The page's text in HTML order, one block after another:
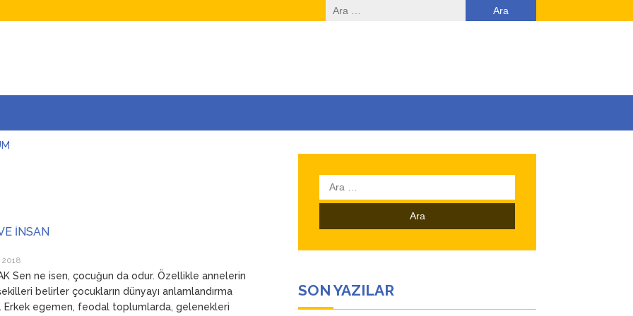
Arama:
İNSAN
Sen ne isen, çocuğun da odur. Özellikle annelerin
belirler çocukların dünyayı anlamlandırma
Erkek egemen, feodal toplumlarda, gelenekleri
Arama:
SON YAZILAR